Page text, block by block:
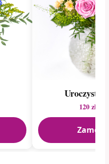
Uroczysty
120 zł